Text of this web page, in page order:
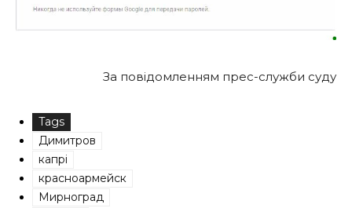
За повідомленням прес-служби суду
Tags
Димитров
капрі
красноармейск
Мирноград